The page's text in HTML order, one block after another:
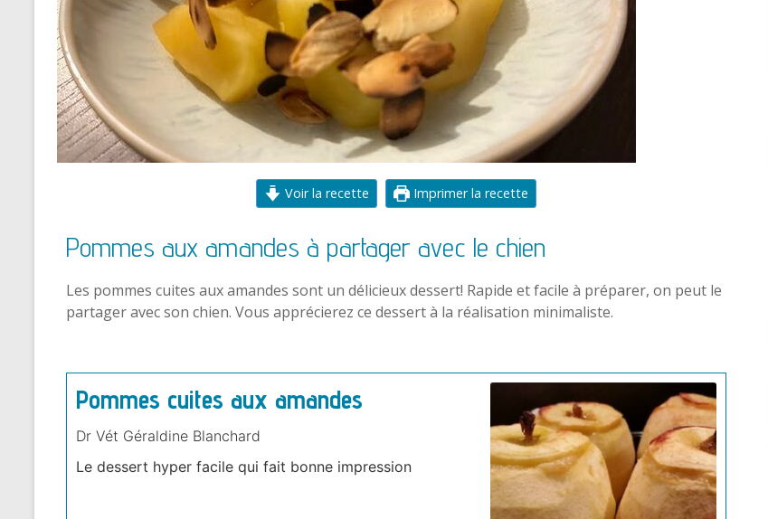
Voir la recette Imprimer la recette
Pommes aux amandes à partager avec le chien
Les pommes cuites aux amandes sont un délicieux dessert! Rapide et facile à préparer, on peut le
partager avec son chien. Vous apprécierez ce dessert à la réalisation minimaliste.
Pommes cuites aux amandes
Dr Vét Géraldine Blanchard
Le dessert hyper facile qui fait bonne impression